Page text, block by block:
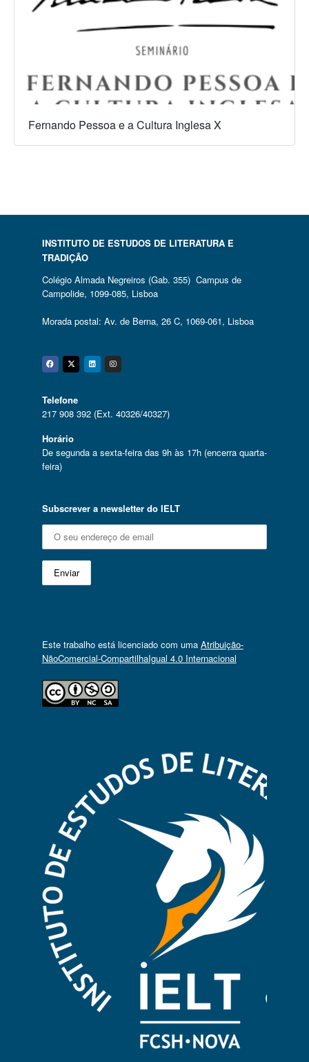
Fernando Pessoa e a Cultura Inglesa X
INSTITUTO DE ESTUDOS DE LITERATURA E
TRADIÇÃO
Colégio Almada Negreiros (Gab. 355) Campus de
Campolide, 1099-085, Lisboa
Morada postal: Av. de Berna, 26 C, 1069-061, Lisboa
Facebook
Twitter
Linkedin
Instagram
Telefone
217 908 392 (Ext. 40326/40327)
Horário
De segunda a sexta-feira das 9h às 17h (encerra quarta-
feira)
Subscrever a newsletter do IELT
Este trabalho está licenciado com uma Atribuição-
NãoComercial-CompartilhaIgual 4.0 Internacional